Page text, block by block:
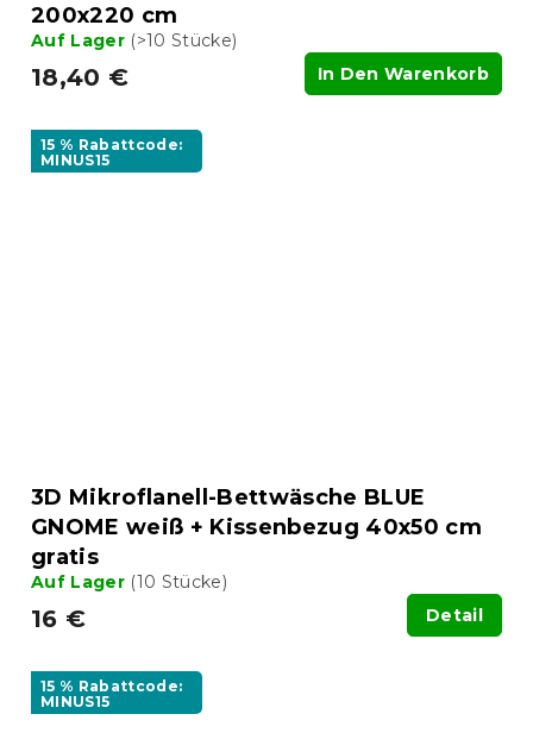
200x220 cm
Auf Lager (>10 Stücke)
18,40 € In Den Warenkorb
15 % Rabattcode:
MINUS15
3D Mikroflanell-Bettwäsche BLUE
GNOME weiß + Kissenbezug 40x50 cm
gratis
Auf Lager (10 Stücke)
16 € Detail
15 % Rabattcode:
MINUS15